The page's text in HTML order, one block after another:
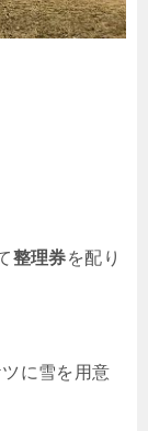
整理券を配り
に雪を用意